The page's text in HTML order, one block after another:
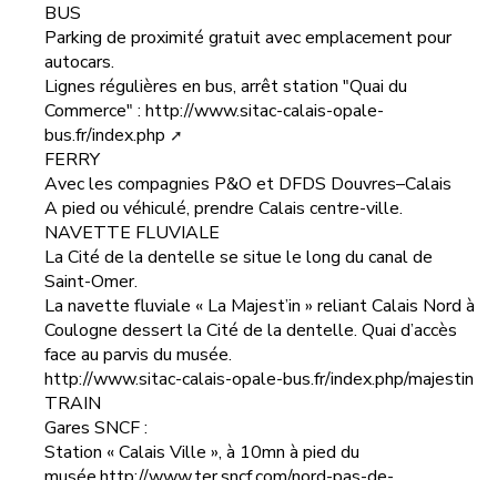
BUS
Parking de proximité gratuit avec emplacement pour
autocars.
Lignes régulières en bus, arrêt station "Quai du
Commerce" : http://www.sitac-calais-opale-
bus.fr/index.php
FERRY
Avec les compagnies P&O et DFDS Douvres–Calais
A pied ou véhiculé, prendre Calais centre-ville.
NAVETTE FLUVIALE
La Cité de la dentelle se situe le long du canal de
Saint-Omer.
La navette fluviale « La Majest’in » reliant Calais Nord à
Coulogne dessert la Cité de la dentelle. Quai d’accès
face au parvis du musée.
http://www.sitac-calais-opale-bus.fr/index.php/majestin
TRAIN
Gares SNCF :
Station « Calais Ville », à 10mn à pied du